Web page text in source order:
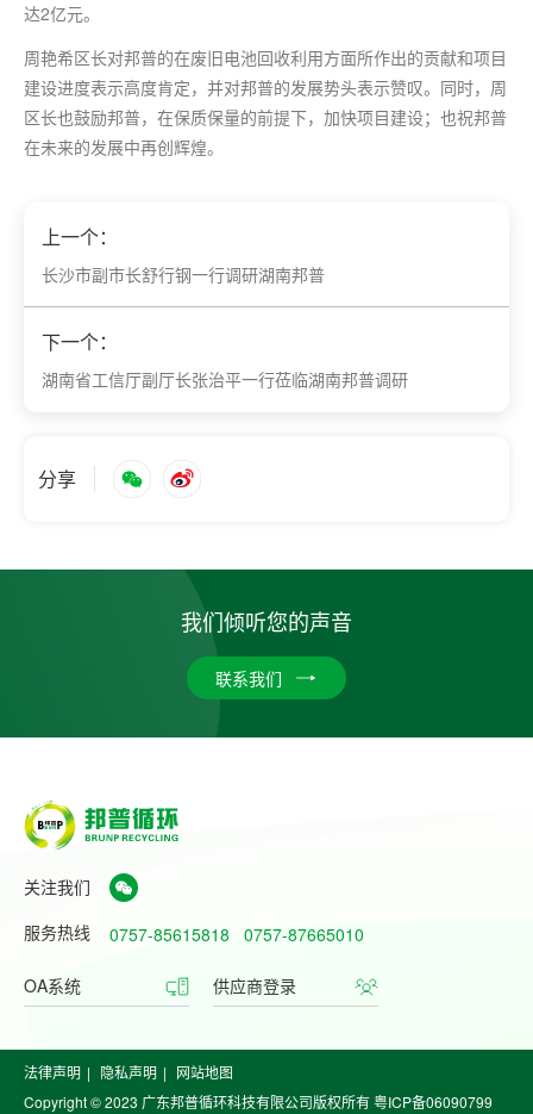
达2亿元。
周艳希区长对邦普的在废旧电池回收利用方面所作出的贡献和项目
建设进度表示高度肯定，并对邦普的发展势头表示赞叹。同时，周
区长也鼓励邦普，在保质保量的前提下，加快项目建设；也祝邦普
在未来的发展中再创辉煌。
上一个：
长沙市副市长舒行钢一行调研湖南邦普
下一个：
湖南省工信厅副厅长张治平一行莅临湖南邦普调研
分享
我们倾听您的声音
联系我们
关注我们
服务热线
0757-85615818 0757-87665010
OA系统 供应商登录
Copyright © 2023 广东邦普循环科技有限公司版权所有粤ICP备06090799
法律声明 | 隐私声明 | 网站地图